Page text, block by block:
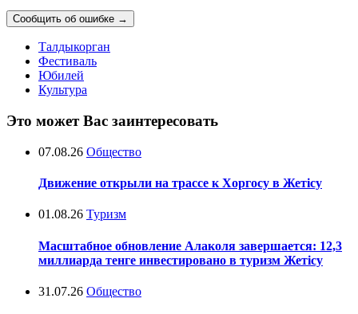
Сообщить об ошибке →
Талдыкорган
Фестиваль
Юбилей
Культура
Это может Вас заинтересовать
07.08.26 Общество
Движение открыли на трассе к Хоргосу в Жетісу
01.08.26 Туризм
Масштабное обновление Алаколя завершается: 12,3
миллиарда тенге инвестировано в туризм Жетісу
31.07.26 Общество